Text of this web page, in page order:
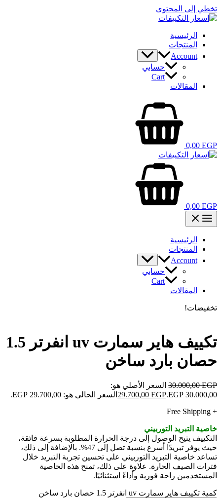
تخطي إلى المحتوى
الرئيسية
المنتجات
Account
حسابي
Cart
المقالات
0,00 EGP
0,00 EGP
الرئيسية
المنتجات
Account
حسابي
Cart
المقالات
تخفيضات!
تكييف هاير سمارت uv انفرتر 1.5
حصان بارد ساخن
30.000,00EGP
السعر الأصلي هو:
30.000,00 EGP.
29.700,00 EGP
السعر الحالي هو: 29.700,00 EGP.
+ Free Shipping
خاصية التبريد التوربيني
التكييف يتيح الوصول إلى درجة الحرارة المطلوبة بسرعة فائقة،
حيث يوفر تبريدًا أسرع بنسبة تصل إلى 47%. بالإضافة إلى ذلك،
تساعد خاصية التبريد التوربيني على تحسين تجربة التبريد خلال
فترات الصيف الحارة. علاوة على ذلك، تمنح هذه الخاصية
المستخدمين راحة فورية وأداءً استثنائيًا.
كمية تكييف هاير سمارت uv انفرتر 1.5 حصان بارد ساخن